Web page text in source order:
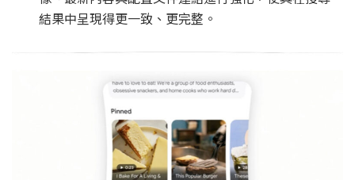
結果中呈現得更一致、更完整。